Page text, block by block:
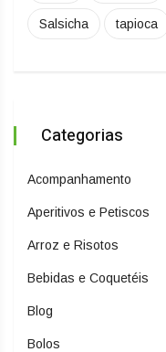
Salsicha tapioca
Categorias
Acompanhamento
Aperitivos e Petiscos
Arroz e Risotos
Bebidas e Coquetéis
Blog
Bolos